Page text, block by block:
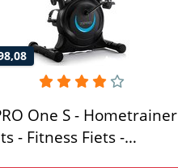
One S - Hometrainer
- Fitness Fiets -